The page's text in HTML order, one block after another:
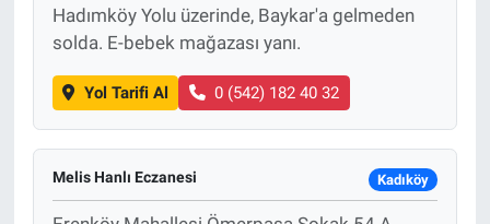
Hadımköy Yolu üzerinde, Baykar'a gelmeden
solda. E-bebek mağazası yanı.
Yol Tarifi Al 0 (542) 182 40 32
Melis Hanlı Eczanesi Kadıköy